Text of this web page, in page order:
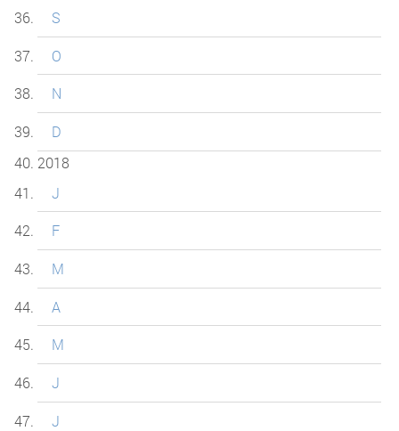
S
O
N
D
2018
J
F
M
A
M
J
J